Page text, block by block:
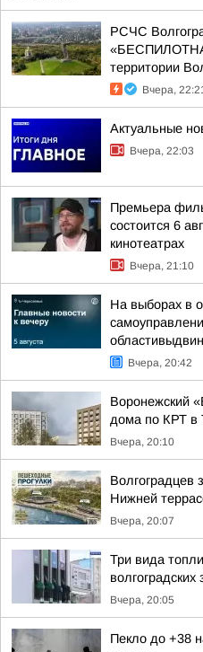
РСЧС
территории
Вчера,
Актуальные
Вчера, 22:03
Премьера
состоится 6
кинотеатрах
Вчера, 21:10
На выборах в
Вчера, 20:42
Воронежский
дома по КРТ в
Вчера, 20:10
Волгоградцев
Нижней
Вчера, 20:07
Три вида
Вчера, 20:05
Пекло до +38